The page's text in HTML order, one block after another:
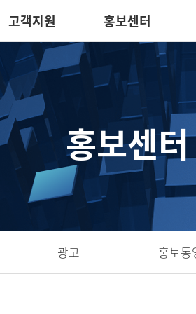
고객지원 홍보센터
홍보센터
광고 홍보동